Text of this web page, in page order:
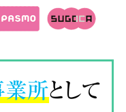
業所として